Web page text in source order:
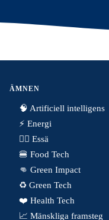
ÄMNEN
🧠 Artificiell intelligens
⚡️ Energi
✍🏼 Essä
🍔 Food Tech
👊 Green Impact
♻️ Green Tech
❤️ Health Tech
📈 Mänskliga framsteg